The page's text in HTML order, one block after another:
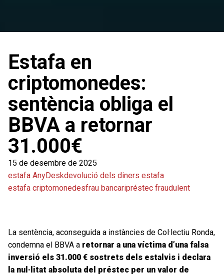
Estafa en
criptomonedes:
sentència obliga el
BBVA a retornar
31.000€
15 de desembre de 2025
estafa AnyDeskdevolució dels diners estafa
estafa criptomonedesfrau bancaripréstec fraudulent
La sentència, aconseguida a instàncies de Col·lectiu Ronda,
condemna el BBVA a retornar a una víctima d’una falsa
inversió els 31.000 € sostrets dels estalvis i declara
la nul·litat absoluta del préstec per un valor de